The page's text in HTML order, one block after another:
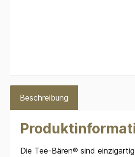
Beschreibung
Die Tee-Bären® sind